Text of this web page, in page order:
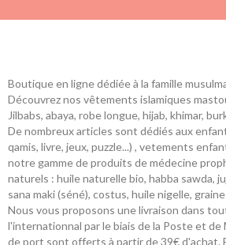
Boutique en ligne dédiée à la famille
Découvrez nos vêtements islamiques
Jilbabs, abaya, robe longue, hijab, khimar,
De nombreux articles sont dédiés aux
qamis, livre, jeux, puzzle...) , vetements
notre gamme de produits de médecine
naturels : huile naturelle bio, habba sawda,
sana maki (séné), costus, huile nigelle,
Nous vous proposons une livraison dans
l'internationnal par le biais de la Poste et de
de port sont offerts à partir de 39€ d'achat.